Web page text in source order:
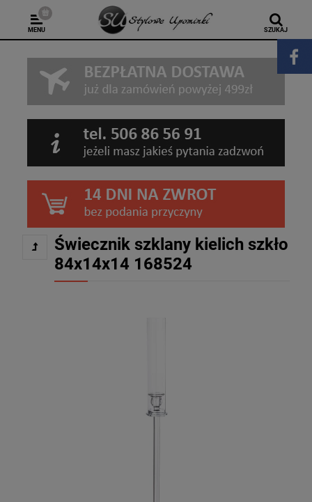
MENU SZUKAJ
Świecznik szklany kielich szkło
84x14x14 168524